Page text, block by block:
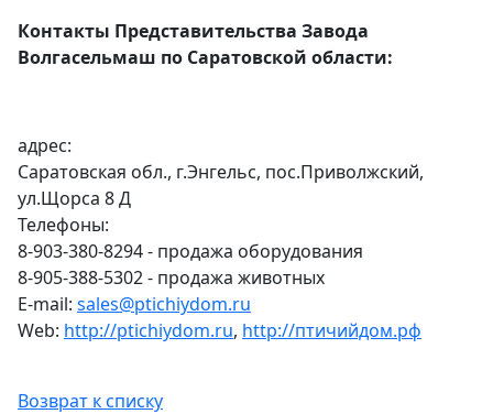
Контакты Представительства Завода
Волгасельмаш по Саратовской области:
адрес:
Саратовская обл., г.Энгельс, пос.Приволжский,
ул.Щорса 8 Д
Телефоны:
8-903-380-8294 - продажа оборудования
8-905-388-5302 - продажа животных
E-mail: sales@ptichiydom.ru
Web: http://ptichiydom.ru, http://птичийдом.рф
Возврат к списку